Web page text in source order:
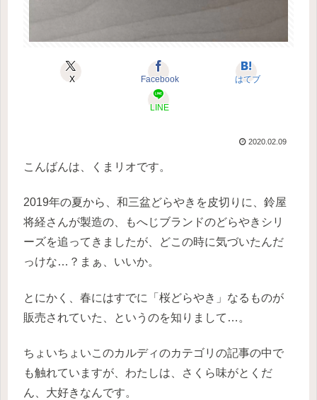
X Facebook はてブ
LINE
2020.02.09
こんばんは、くまリオです。
2019年の夏から、和三盆どらやきを皮切りに、鈴屋
将経さんが製造の、もへじブランドのどらやきシリ
ーズを追ってきましたが、どこの時に気づいたんだ
っけな…？まぁ、いいか。
とにかく、春にはすでに「桜どらやき」なるものが
販売されていた、というのを知りまして…。
ちょいちょいこのカルディのカテゴリの記事の中で
も触れていますが、わたしは、さくら味がとくだ
ん、大好きなんです。